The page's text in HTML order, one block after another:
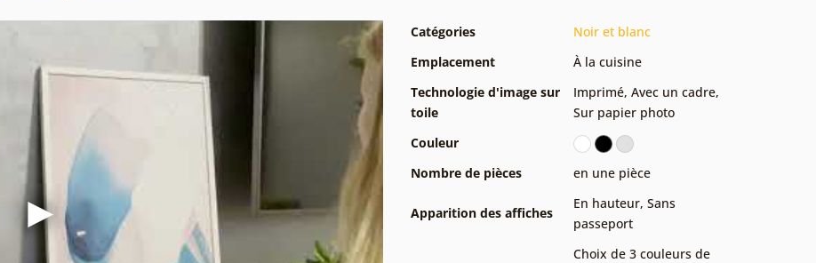
Catégories
Noir et blanc
Emplacement
À la cuisine
Technologie d'image sur
toile
Imprimé, Avec un cadre,
Sur papier photo
Couleur
Nombre de pièces
en une pièce
Apparition des affiches
En hauteur, Sans
passeport
Choix de 3 couleurs de